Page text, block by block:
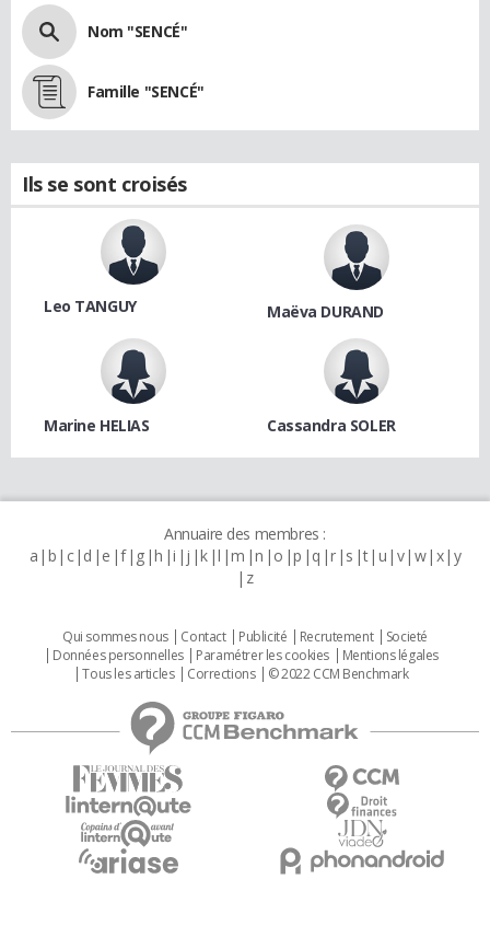
Nom "SENCÉ"
Famille "SENCÉ"
Ils se sont croisés
Leo TANGUY Maëva DURAND
Marine HELIAS Cassandra SOLER
Annuaire des membres :
a b c d e f g h i j k l m n o p q r s t u v w x y
z
Qui sommes nous Contact Publicité Recrutement
Societé
Données personnelles
Paramétrer les cookies
Mentions légales
Tous les articles
Corrections © 2022 CCM Benchmark